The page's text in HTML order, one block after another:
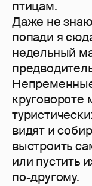
птицам.
Даже не
попади я
недельный
круговороте
видят и
выстроить
или пустить
по-другому.